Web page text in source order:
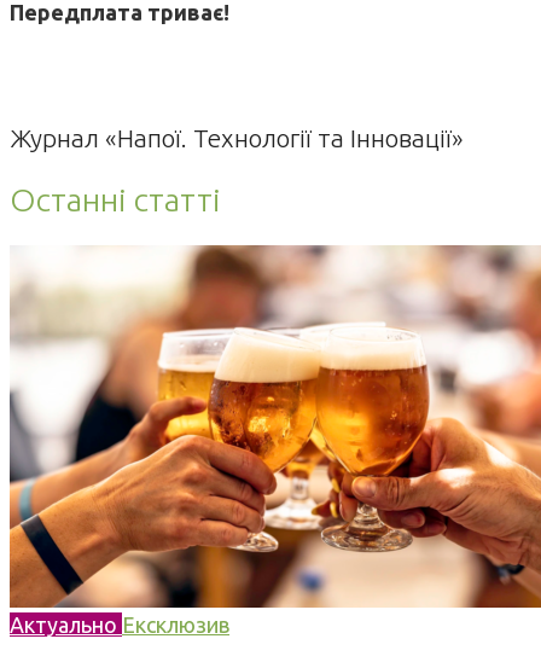
Передплата триває!
Журнал «Напої. Технології та Інновації»
Останні статті
Актуально Ексклюзив